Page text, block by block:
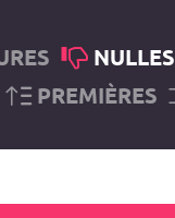
NULLES
PREMIÈRES